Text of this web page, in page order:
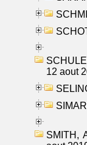
12 aout
SMITH,